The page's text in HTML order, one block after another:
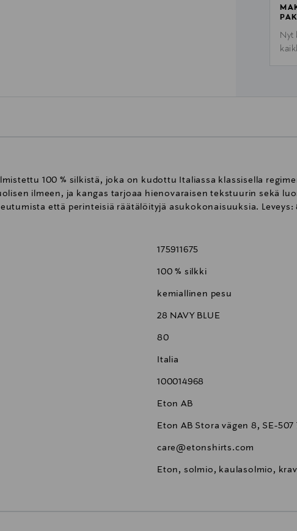
Nyt
100 % silkistä, joka on kudottu Italiassa klassisella
ilmeen, ja kangas tarjoaa hienovaraisen tekstuurin sekä
että perinteisiä räätälöityjä asukokonaisuuksia. Leveys:
175911675
100 % silkki
kemiallinen pesu
28 NAVY BLUE
80
Italia
100014968
Eton AB
Eton AB Stora vägen 8, SE-507
care@etonshirts.com
Eton, solmio, kaulasolmio,